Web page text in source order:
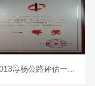
2013淳杨公路评估一等奖